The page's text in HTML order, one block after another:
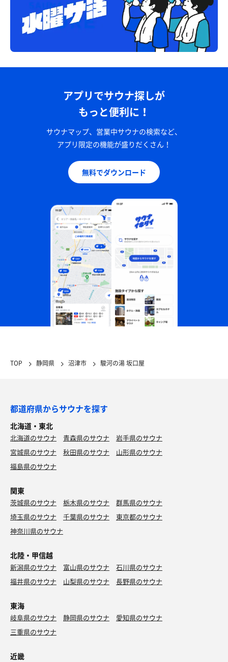
神ぶた🐷〜柔らかくて食べ応えあって好き過ぎる💙🍜
🤔リピ有り！
コナズチーズハンバーガー🍔
バーガー🍔なんてペロリだぜ😋まいうー😆
あんなかんじだったよね。
アプリでサウナ探しが
もっと便利に！
サウナマップ、営業中サウナの検索など、
アプリ限定の機能が盛りだくさん！
無料でダウンロード
TOP 静岡県 沼津市 駿河の湯 坂口屋
都道府県からサウナを探す
北海道・東北
北海道のサウナ 青森県のサウナ
岩手県のサウナ
宮城県のサウナ
秋田県のサウナ
山形県のサウナ
福島県のサウナ
関東
茨城県のサウナ 栃木県のサウナ
群馬県のサウナ
埼玉県のサウナ
千葉県のサウナ
東京都のサウナ
神奈川県のサウナ
北陸・甲信越
新潟県のサウナ 富山県のサウナ
石川県のサウナ
福井県のサウナ
山梨県のサウナ 長野県のサウナ
東海
岐阜県のサウナ 静岡県のサウナ
愛知県のサウナ
三重県のサウナ
近畿